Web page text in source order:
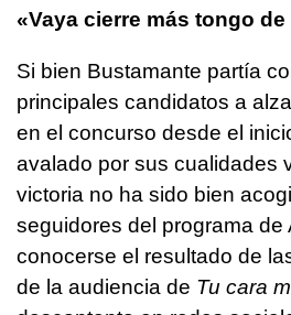
«Vaya cierre más tongo
Si bien Bustamante partía
principales candidatos a
en el concurso desde el
avalado por sus cualidades
victoria no ha sido bien
seguidores del programa de
conocerse el resultado de
de la audiencia de Tu cara